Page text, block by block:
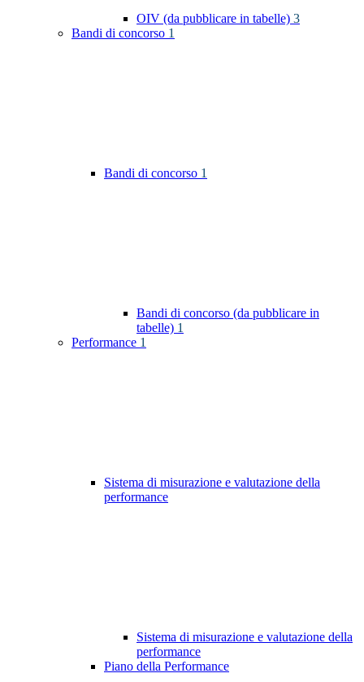
OIV (da pubblicare in tabelle) 3
Bandi di concorso 1
Bandi di concorso 1
Bandi di concorso (da pubblicare in
tabelle) 1
Performance 1
Sistema di misurazione e valutazione della
performance
Sistema di misurazione e valutazione della
performance
Piano della Performance